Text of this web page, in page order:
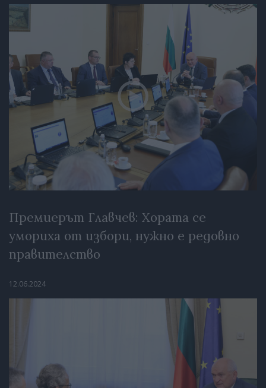
Премиерът Главчев: Хората се
умориха от избори, нужно е редовно
правителство
12.06.2024